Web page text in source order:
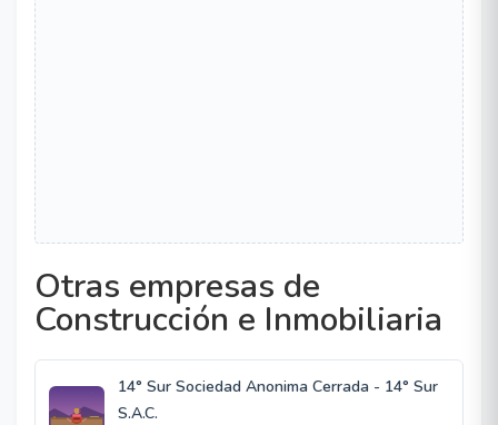
Otras empresas de
Construcción e Inmobiliaria
14° Sur Sociedad Anonima Cerrada - 14° Sur
S.A.C.